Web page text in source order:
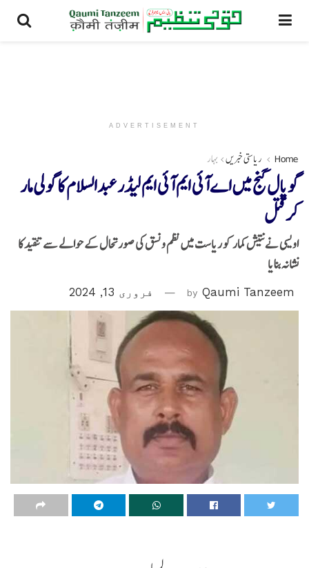
ADVERTISEMENT
Home ریاستی خبریں بہار
گوپال گنج میں اےآئی ایم آئی ایم لیڈر عبدالسلام کا گولی مار
کرقتل
اویسی نےنتیش کمار کو ریاست میں نظم ونسق کی صورتحال کے حوالے سے تنقید کا
نشانہ بنایا
by Qaumi Tanzeem فروری 13, 2024